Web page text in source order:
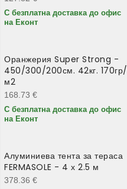
С безплатна доставка до офис
на Еконт
Оранжерия Super Strong -
450/300/200см. 42кг. 170гр/
м2
168.73 €
С безплатна доставка до офис
на Еконт
Алуминиева тента за тераса
FERMASOLE - 4 х 2.5 м
378.36 €